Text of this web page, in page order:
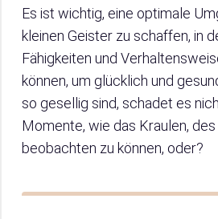
Es ist wichtig, eine optimale
kleinen Geister zu schaffen, in
Fähigkeiten und
können, um glücklich und
so gesellig sind, schadet es
Momente, wie das Kraulen,
beobachten zu können, oder?